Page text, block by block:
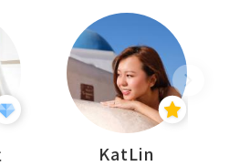
KatLin